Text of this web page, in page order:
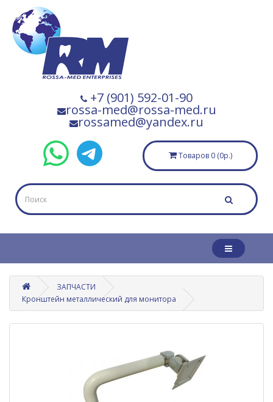
+7 (901) 592-01-90
rossa-med@rossa-med.ru
rossamed@yandex.ru
Товаров 0 (0р.)
ЗАПЧАСТИ
Кронштейн металлический для монитора